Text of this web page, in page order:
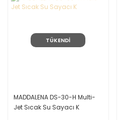
TÜKENDİ
MADDALENA DS-30-H Multi-
Jet Sıcak Su Sayacı K